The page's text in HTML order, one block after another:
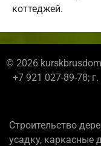
коттеджей.
© 2026
+7 921 027-89-78;
Строительство
усадку,